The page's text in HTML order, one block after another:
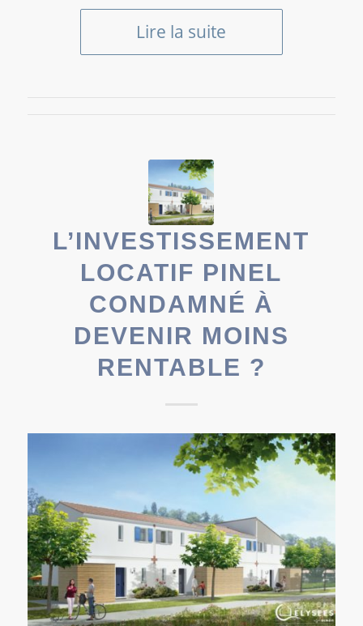
Lire la suite
L’INVESTISSEMENT
LOCATIF PINEL
CONDAMNÉ À
DEVENIR MOINS
RENTABLE ?